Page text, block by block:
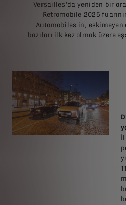
Versailles'da yeniden bir
Retromobile 2025
Automobiles'in, eskimeyen
bazıları ilk kez olmak üzere